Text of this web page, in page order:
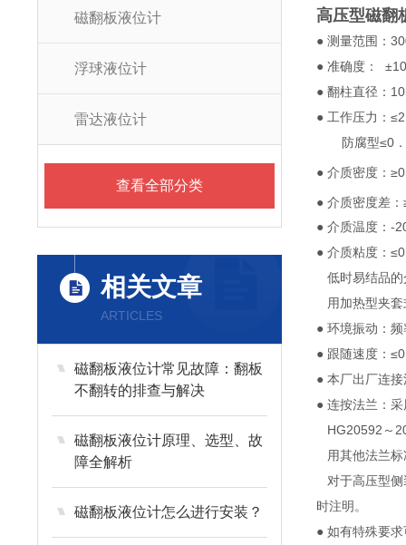
磁翻板液位计
浮球液位计
雷达液位计
查看全部分类
相关文章
ARTICLES
磁翻板液位计常见故障：翻板
不翻转的排查与解决
磁翻板液位计原理、选型、故
障全解析
磁翻板液位计怎么进行安装？
高压型磁翻
● 测量范围：
● 准确度：
● 翻柱直径：
● 工作压力：
防腐型≤0
● 介质密度：
● 介质密度差
● 介质温度：
● 介质粘度：
低时易结品
用加热型夹
● 环境振动：
● 跟随速度：
● 本厂出厂连
● 连按法兰：
HG20592～
用其他法兰标
对于高压型侧
时注明。
● 如有特殊要